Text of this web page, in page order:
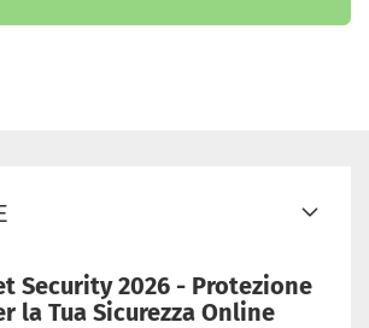
Security 2026 - Protezione
la Tua Sicurezza Online